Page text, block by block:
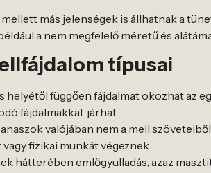
más jelenségek is állhatnak a
a nem megfelelő méretű és
típusai
helyétől függően fájdalmat okozhat az
fájdalmakkal járhat.
valójában nem a mell
fizikai munkát végeznek.
hátterében emlőgyulladás, azaz